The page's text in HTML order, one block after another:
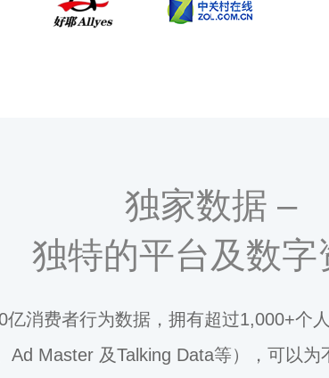
独家数据 –
独特的平台及数字
亿消费者行为数据，拥有超过1,000+个
Ad Master 及Talking Data等），可以为